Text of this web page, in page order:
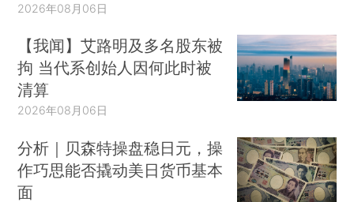
2026年08月06日
【我闻】艾路明及多名股东被
拘 当代系创始人因何此时被
清算
2026年08月06日
分析｜贝森特操盘稳日元，操
作巧思能否撬动美日货币基本
面